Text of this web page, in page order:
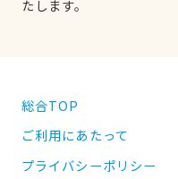
たします。
総合TOP
ご利用にあたって
プライバシーポリシー